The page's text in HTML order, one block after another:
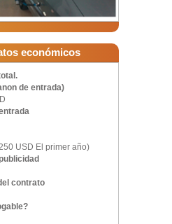
económicos
de entrada)
USD El primer año)
contrato